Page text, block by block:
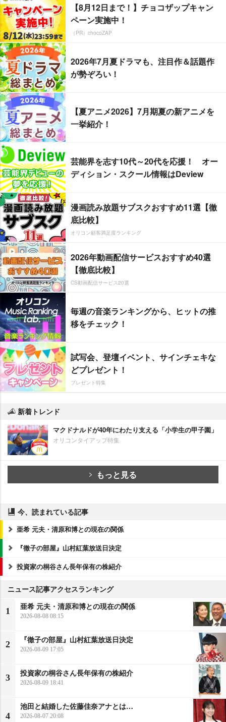
【8月12日まで！】チョコザップキャン
ペーン実施中！
（PR）chocoZAP
2026年7月夏ドラマも、注目作＆話題作
が勢ぞろい！
【夏アニメ2026】7月期夏の新アニメを
一挙紹介！
芸能界を志す10代～20代を応援！ オー
ディション・スクール情報はDeview
漫画読み放題サブスクおすすめ11選【徹
底比較】
オリコン顧客満足度ランキング
2026年動画配信サービスおすすめ40選
【徹底比較】
CS動画配信サービス20選
毎週の音楽ランキングから、ヒットの推
移をチェック！
試写会、登壇イベント、サインチェキな
どプレゼント！
プレゼント特集
新着トレンド
マクドナルドが40年にわたり支える「小学生の甲子園」
オリコンタイアップ特集
もっと見る
今、読まれている記事
亜希 元夫・清原和博との現在の関係
『徹子の部屋』山村紅葉放送日決定
投資家の桐谷さん長年保有の株紹介
ニュース記事アクセスランキング
1
亜希 元夫・清原和博との現在の関係
2026-08-08 08:15
2
『徹子の部屋』山村紅葉放送日決定
2026-08-09 17:05
3
投資家の桐谷さん長年保有の株紹介
2026-08-09 18:41
4
池田と結婚した佐藤佳奈アナとは…
2026-08-07 20:08